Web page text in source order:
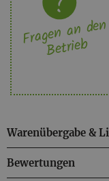
Fragen an den
Betrieb
Warenübergabe &
Bewertungen